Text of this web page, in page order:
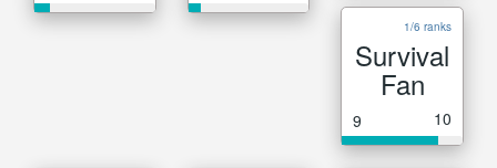
1/6 ranks
Survival
Fan
9 10